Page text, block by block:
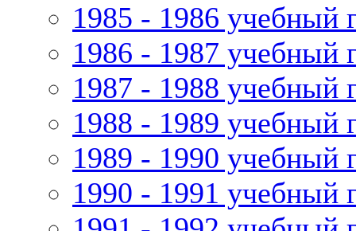
1985 - 1986 учебный
1986 - 1987 учебный
1987 - 1988 учебный
1988 - 1989 учебный
1989 - 1990 учебный
1990 - 1991 учебный